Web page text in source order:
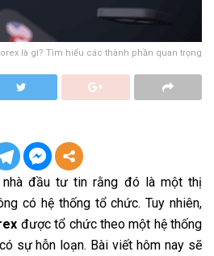
là gì? Tìm hiểu các thành phần quan trọng
nhà đầu tư tin rằng đó là một thị
có hệ thống tổ chức. Tuy nhiên,
được tổ chức theo một hệ thống
sự hỗn loạn. Bài viết hôm nay sẽ